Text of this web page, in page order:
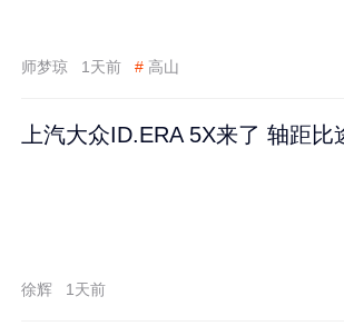
师梦琼 1天前 # 高山
上汽大众ID.ERA 5X来了 轴距比
徐辉 1天前